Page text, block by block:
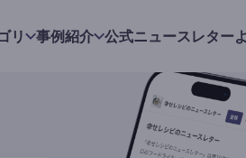
リ 事例紹介 公式ニュースレター